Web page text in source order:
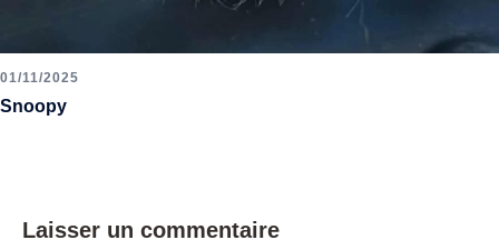
01/11/2025
Snoopy
Laisser un commentaire